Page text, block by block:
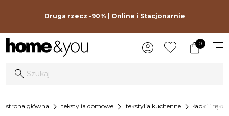
Druga rzecz -90% | Online i Stacjonarnie
0
strona główna chevron_right tekstylia domowe chevron_right tekstylia kuchenne chevron_right łapki i